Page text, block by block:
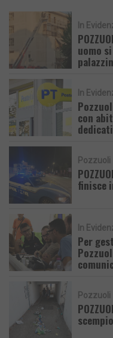
In
uomo
In
con
dedicati
Pozzuoli
finisce
In
Per
Pozzuoli